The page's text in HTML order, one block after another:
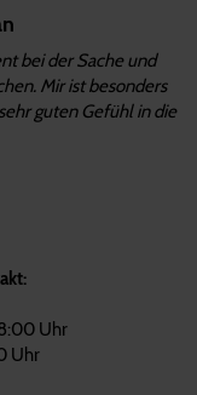
bei der Sache und
Mir ist besonders
guten Gefühl in die
Uhr
Uhr